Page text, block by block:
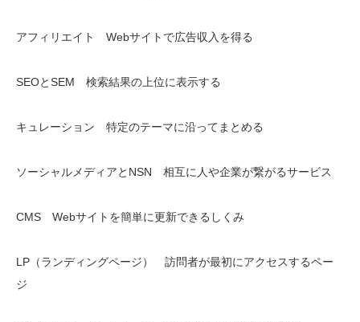
アフィリエイト Webサイトで広告収入を得る
SEOとSEM 検索結果の上位に表示する
キュレーション 特定のテーマに沿ってまとめる
ソーシャルメディアとNSN 相互に人や企業が繋がるサービス
CMS Webサイトを簡単に更新できるしくみ
LP（ランディングページ） 訪問者が最初にアクセスするペー
ジ